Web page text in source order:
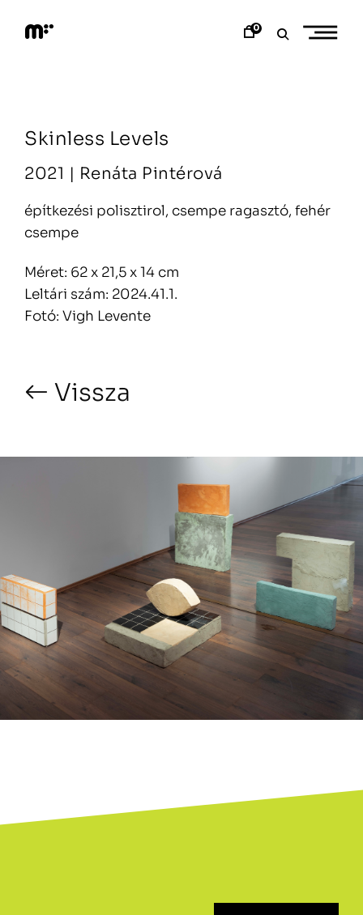
content
r
t
0
Skinless Levels
2021 | Renáta Pintérová
építkezési polisztirol, csempe ragasztó, fehér
csempe
Méret: 62 x 21,5 x 14 cm
Leltári szám: 2024.41.1.
Fotó: Vigh Levente
Vissza